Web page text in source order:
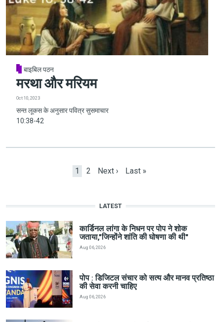
बाइबिल पठन
मरथा और मरियम
Oct 10, 2023
सन्त लूकस के अनुसार पवित्र सुसमाचार
10:38-42
Current page
1 Page
2 Next page
Next › Last page
Last »
LATEST
कार्डिनल लांगा के निधन पर पोप ने शोक
जताया,"जिन्होंने शांति की घोषणा की थी"
Aug 06, 2026
पोप : डिजिटल संचार को सत्य और मानव प्रतिष्ठा
की सेवा करनी चाहिए
Aug 06, 2026